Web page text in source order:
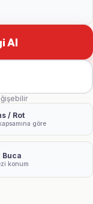
Al
/ Rot
göre
Buca
konum